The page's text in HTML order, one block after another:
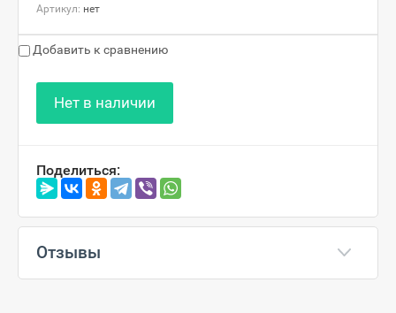
Артикул: нет
Добавить к сравнению
Нет в наличии
Поделиться:
Отзывы